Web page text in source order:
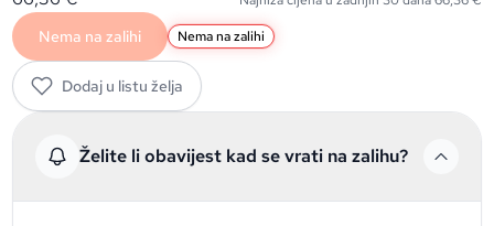
Nema na zalihi Nema na zalihi
Dodaj u listu želja
Želite li obavijest kad se vrati na zalihu?